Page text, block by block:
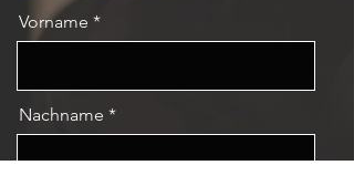
Vorname
Nachname